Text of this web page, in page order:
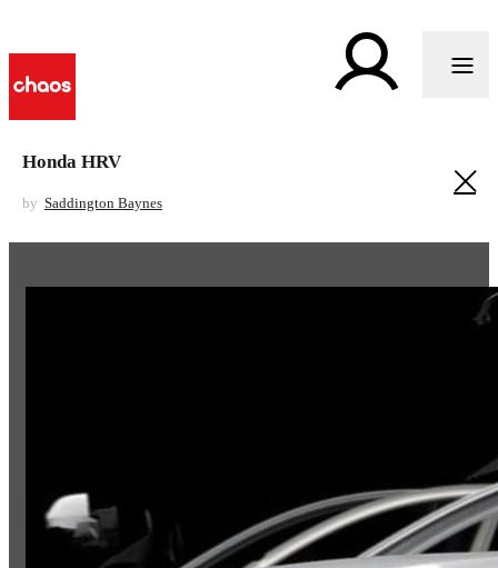
Honda HRV
by Saddington Baynes